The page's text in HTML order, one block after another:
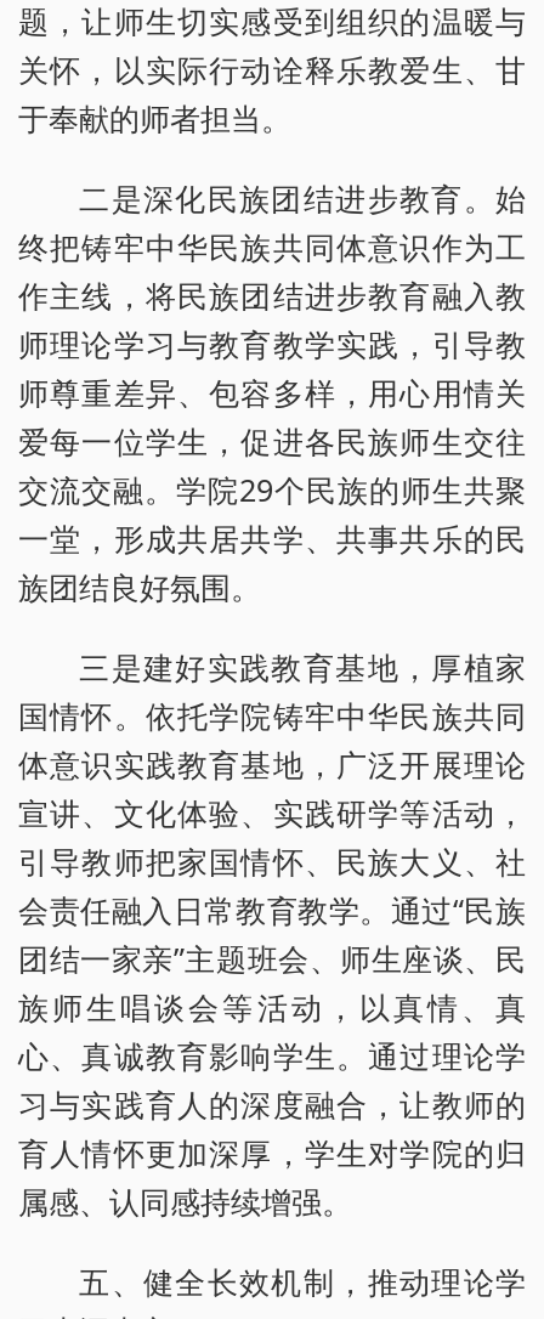
题，让师生切实感受到组织的温暖与
关怀，以实际行动诠释乐教爱生、甘
于奉献的师者担当。
二是深化民族团结进步教育。始
终把铸牢中华民族共同体意识作为工
作主线，将民族团结进步教育融入教
师理论学习与教育教学实践，引导教
师尊重差异、包容多样，用心用情关
爱每一位学生，促进各民族师生交往
交流交融。学院29个民族的师生共聚
一堂，形成共居共学、共事共乐的民
族团结良好氛围。
三是建好实践教育基地，厚植家
国情怀。依托学院铸牢中华民族共同
体意识实践教育基地，广泛开展理论
宣讲、文化体验、实践研学等活动，
引导教师把家国情怀、民族大义、社
会责任融入日常教育教学。通过“民族
团结一家亲”主题班会、师生座谈、民
族师生唱谈会等活动，以真情、真
心、真诚教育影响学生。通过理论学
习与实践育人的深度融合，让教师的
育人情怀更加深厚，学生对学院的归
属感、认同感持续增强。
五、健全长效机制，推动理论学